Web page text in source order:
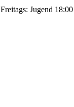
Freitags: Jugend